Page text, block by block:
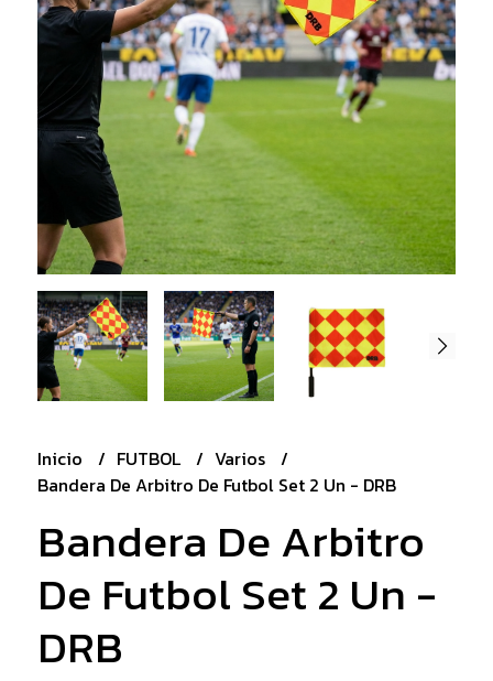
Inicio FUTBOL
Varios
Bandera De Arbitro De Futbol Set 2 Un - DRB
Bandera De Arbitro
De Futbol Set 2 Un -
DRB